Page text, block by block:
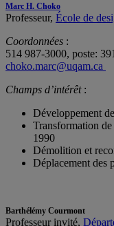
Marc H. Choko
Professeur, École de
Coordonnées :
514 987-3000, poste:
choko.marc@uqam.ca
Champs d’intérêt:
Développement
Transformation
1990
Démolition et
Déplacement des
Barthélémy Courmont
Professeur invité,